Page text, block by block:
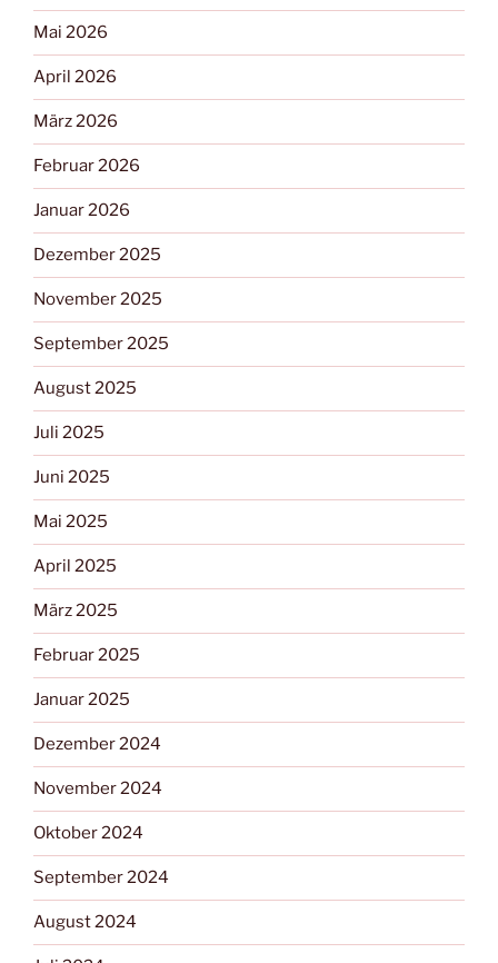
Mai 2026
April 2026
März 2026
Februar 2026
Januar 2026
Dezember 2025
November 2025
September 2025
August 2025
Juli 2025
Juni 2025
Mai 2025
April 2025
März 2025
Februar 2025
Januar 2025
Dezember 2024
November 2024
Oktober 2024
September 2024
August 2024